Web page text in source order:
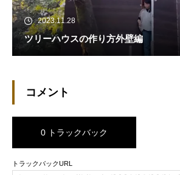
2023.11.28
ツリーハウスの作り方外壁編
コメント
0 トラックバック
トラックバックURL